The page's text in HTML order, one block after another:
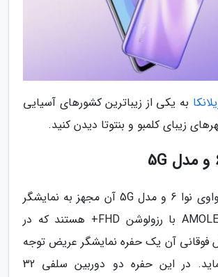
به یکی از زیباترین کشورهای آسیایی
زیبای کلمبو و بنتوتا دیدن کنید.
هر دو گوشی هواوی نوا 6 و مدل 5G آن مجهز به نمایشگر
6.57 اینچی AMOLED با رزولوشن FHD+ هستند که در
آن یک حفره نمایشگر عریض توجه
را جلب می نماید. در این حفره دو دوربین سلفی 32